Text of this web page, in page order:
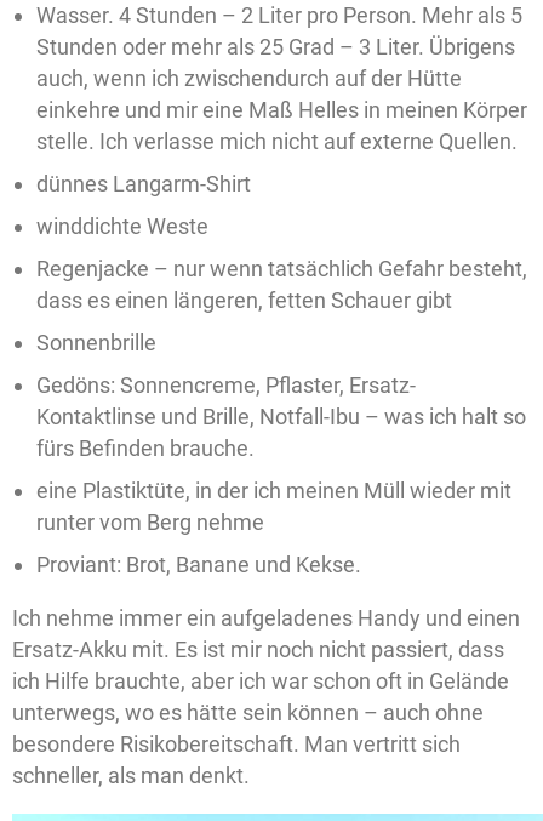
Wasser. 4 Stunden – 2 Liter pro Person. Mehr als 5
Stunden oder mehr als 25 Grad – 3 Liter. Übrigens
auch, wenn ich zwischendurch auf der Hütte
einkehre und mir eine Maß Helles in meinen Körper
stelle. Ich verlasse mich nicht auf externe Quellen.
dünnes Langarm-Shirt
winddichte Weste
Regenjacke – nur wenn tatsächlich Gefahr besteht,
dass es einen längeren, fetten Schauer gibt
Sonnenbrille
Gedöns: Sonnencreme, Pflaster, Ersatz-
Kontaktlinse und Brille, Notfall-Ibu – was ich halt so
fürs Befinden brauche.
eine Plastiktüte, in der ich meinen Müll wieder mit
runter vom Berg nehme
Proviant: Brot, Banane und Kekse.
Ich nehme immer ein aufgeladenes Handy und einen
Ersatz-Akku mit. Es ist mir noch nicht passiert, dass
ich Hilfe brauchte, aber ich war schon oft in Gelände
unterwegs, wo es hätte sein können – auch ohne
besondere Risikobereitschaft. Man vertritt sich
schneller, als man denkt.